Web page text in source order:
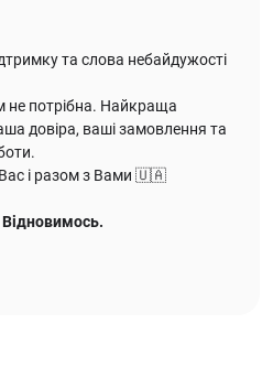
та слова небайдужості
не потрібна. Найкраща
довіра, ваші замовлення та
і разом з Вами 🇺🇦